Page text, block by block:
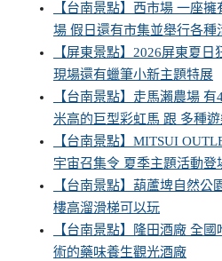
【台南景點】西市場 一座
場 假日還有市集並舉行各種
【屏東景點】2026屏東夏
現場還有蠟筆小新主題特展
【台南景點】走馬瀨農場
米高的巨型彩虹馬 跟 多種
【台南景點】MITSUI
宇宙召集令 夏季主題活動登
【台南景點】葫蘆埤自然公
樓高溜滑梯可以玩
【台南景點】隆田酒廠 全
術的藥味養生觀光酒廠